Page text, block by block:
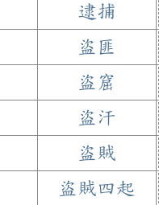
逮捕
盜匪
盜窟
盜汗
盜賊
盜賊四起